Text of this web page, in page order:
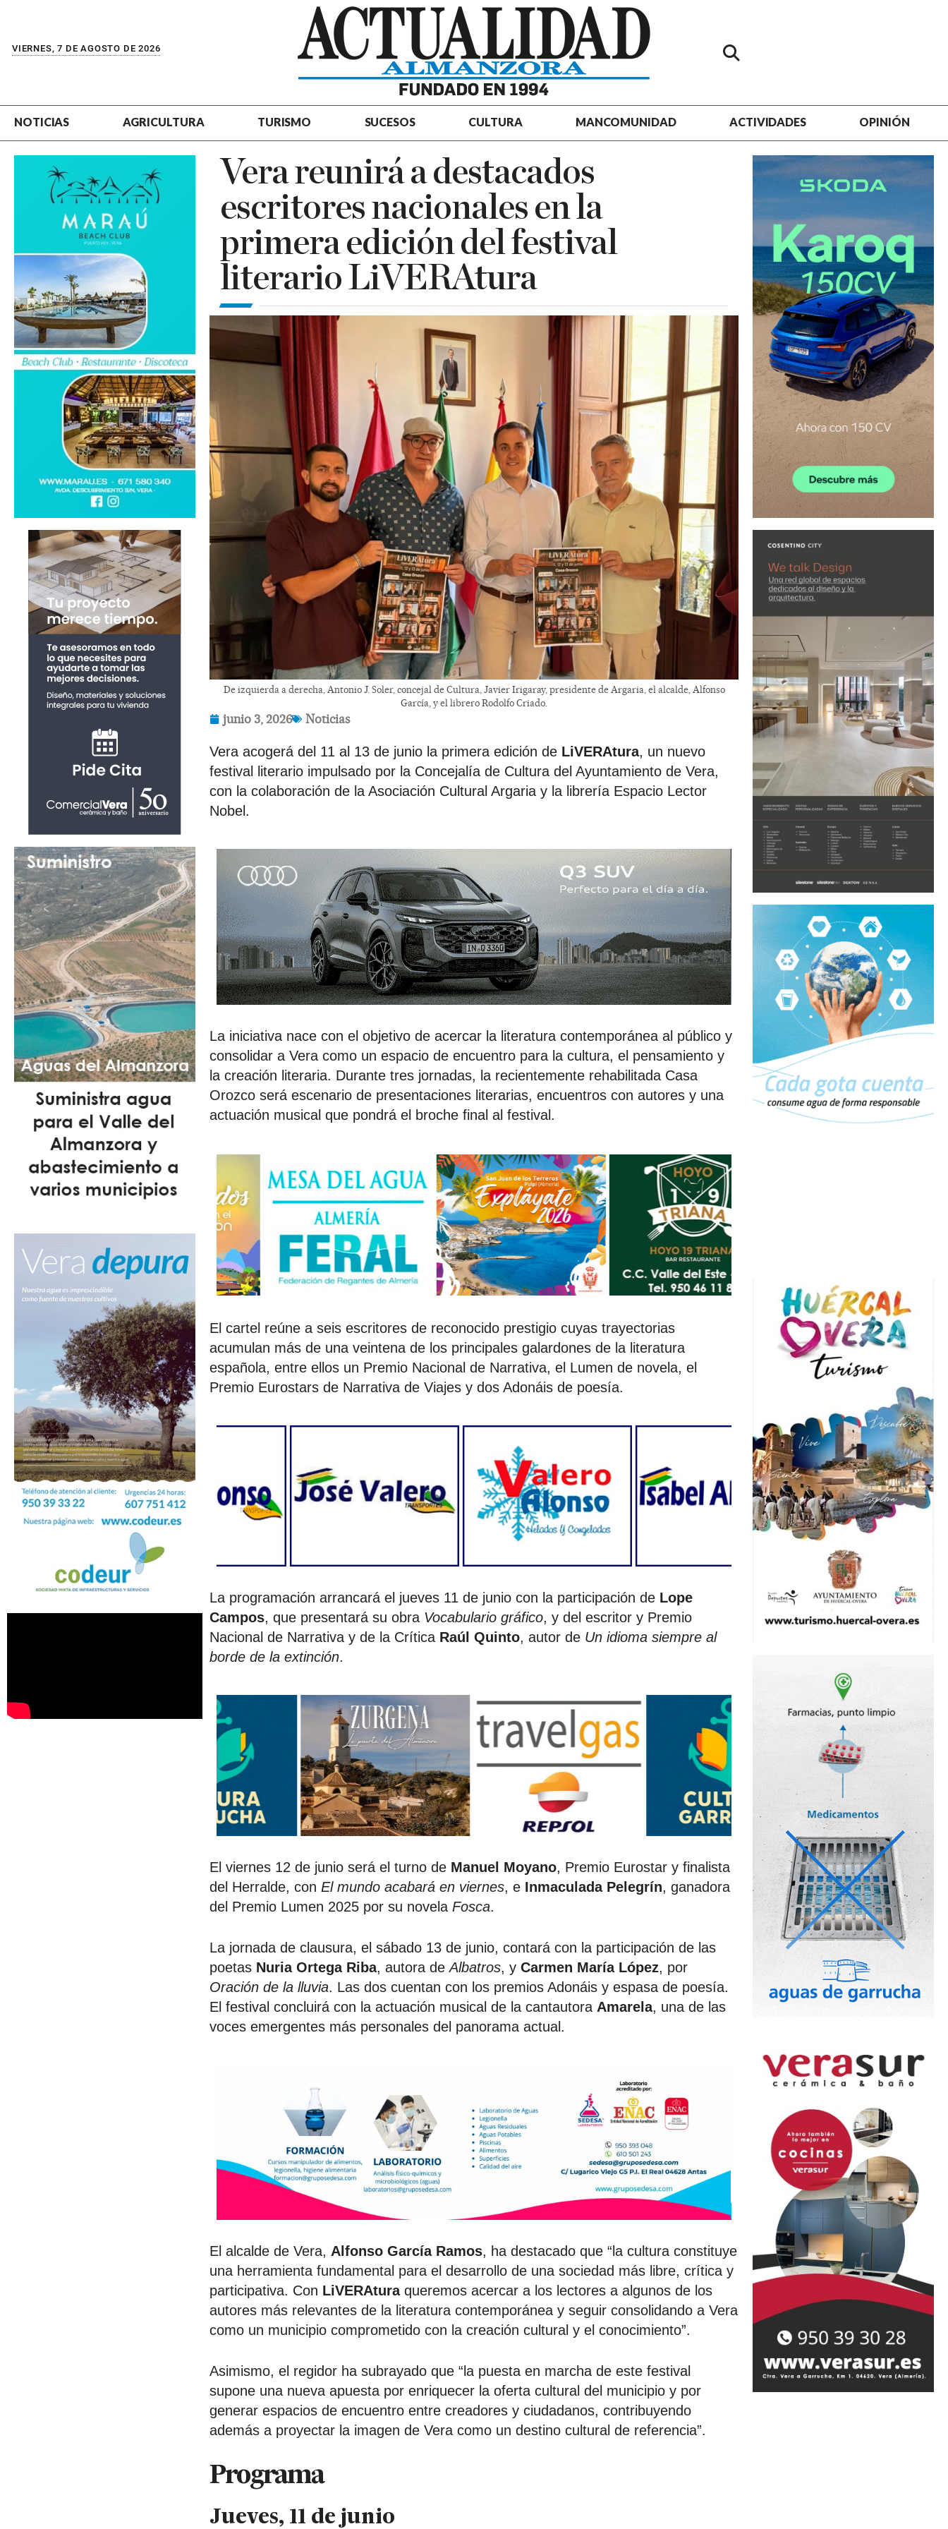
VIERNES, 7 DE AGOSTO DE 2026
NOTICIAS AGRICULTURA TURISMO SUCESOS CULTURA MANCOMUNIDAD ACTIVIDADES OPINIÓN
Vera reunirá a destacados
escritores nacionales en la
primera edición del festival
literario LiVERAtura
De izquierda a derecha, Antonio J. Soler, concejal de Cultura, Javier Irigaray, presidente de Argaria, el alcalde, Alfonso
García, y el librero Rodolfo Criado.
junio 3, 2026 Noticias
Vera acogerá del 11 al 13 de junio la primera edición de LiVERAtura, un nuevo
festival literario impulsado por la Concejalía de Cultura del Ayuntamiento de Vera,
con la colaboración de la Asociación Cultural Argaria y la librería Espacio Lector
Nobel.
La iniciativa nace con el objetivo de acercar la literatura contemporánea al público y
consolidar a Vera como un espacio de encuentro para la cultura, el pensamiento y
la creación literaria. Durante tres jornadas, la recientemente rehabilitada Casa
Orozco será escenario de presentaciones literarias, encuentros con autores y una
actuación musical que pondrá el broche final al festival.
El cartel reúne a seis escritores de reconocido prestigio cuyas trayectorias
acumulan más de una veintena de los principales galardones de la literatura
española, entre ellos un Premio Nacional de Narrativa, el Lumen de novela, el
Premio Eurostars de Narrativa de Viajes y dos Adonáis de poesía.
La programación arrancará el jueves 11 de junio con la participación de Lope
Campos, que presentará su obra Vocabulario gráfico, y del escritor y Premio
Nacional de Narrativa y de la Crítica Raúl Quinto, autor de Un idioma siempre al
borde de la extinción.
El viernes 12 de junio será el turno de Manuel Moyano, Premio Eurostar y finalista
del Herralde, conEl mundo acabará en viernes, e Inmaculada Pelegrín, ganadora
del Premio Lumen 2025 por su novelaFosca.
La jornada de clausura, el sábado 13 de junio, contará con la participación de las
poetas Nuria Ortega Riba, autora deAlbatros, yCarmen María López, por
Oración de la lluvia. Las dos cuentan con los premios Adonáis y espasa de poesía.
El festival concluirá con la actuación musical de la cantautora Amarela, una de las
voces emergentes más personales del panorama actual.
El alcalde de Vera, Alfonso García Ramos, ha destacado que “la cultura constituye
una herramienta fundamental para el desarrollo de una sociedad más libre, crítica y
participativa. Con LiVERAturaqueremos acercar a los lectores a algunos de los
autores más relevantes de la literatura contemporánea y seguir consolidando a Vera
como un municipio comprometido con la creación cultural y el conocimiento”.
Asimismo, el regidor ha subrayado que “la puesta en marcha de este festival
supone una nueva apuesta por enriquecer la oferta cultural del municipio y por
generar espacios de encuentro entre creadores y ciudadanos, contribuyendo
además a proyectar la imagen de Vera como un destino cultural de referencia”.
Programa
Jueves, 11 de junio